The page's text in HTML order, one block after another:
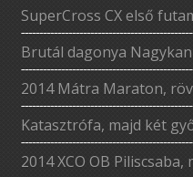
SuperCross CX első
Brutál dagonya
2014 Mátra Maraton,
Katasztrófa, majd két
2014 XCO OB